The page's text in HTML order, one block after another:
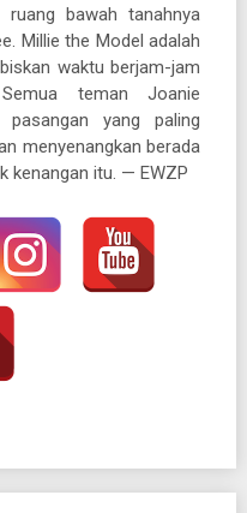
bawah tanahnya
Millie the Model adalah
waktu berjam-jam
teman Joanie
pasangan yang paling
menyenangkan berada
kenangan itu. — EWZP